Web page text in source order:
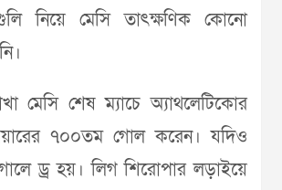
নিয়ে মেসি তাৎক্ষণিক কোনো
মেসি শেষ ম‌্যাচে অ‌্যাথলেটিকোর
৭০০তম গোল করেন। যদিও
ড্র হয়। লিগ শিরোপার লড়াইয়ে